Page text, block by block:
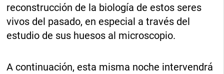
reconstrucción de la biología de estos seres
vivos del pasado, en especial a través del
estudio de sus huesos al microscopio.
A continuación, esta misma noche intervendrá